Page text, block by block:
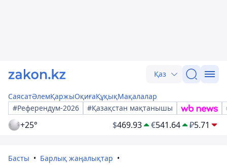
Қаз
СаясатӘлемҚаржыОқиғаҚұқықМақалалар
#Референдум-2026
#Қазақстан мақтанышы
+25° $469.93 €541.64 ₽5.71
Басты
Барлық жаңалықтар